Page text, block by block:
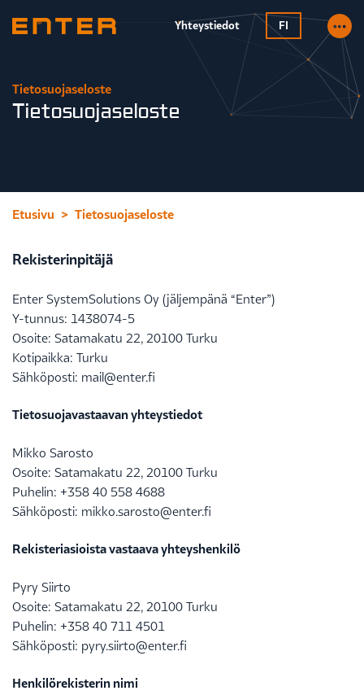
Yhteystiedot FI
Tietosuojaseloste
Tietosuojaseloste
Etusivu Tietosuojaseloste
Rekisterinpitäjä
Enter SystemSolutions Oy (jäljempänä “Enter”)
Y-tunnus: 1438074-5
Osoite: Satamakatu 22, 20100 Turku
Kotipaikka: Turku
Sähköposti: mail@enter.fi
Tietosuojavastaavan yhteystiedot
Mikko Sarosto
Osoite: Satamakatu 22, 20100 Turku
Puhelin: +358 40 558 4688
Sähköposti: mikko.sarosto@enter.fi
Rekisteriasioista vastaava yhteyshenkilö
Pyry Siirto
Osoite: Satamakatu 22, 20100 Turku
Puhelin: +358 40 711 4501
Sähköposti: pyry.siirto@enter.fi
Henkilörekisterin nimi